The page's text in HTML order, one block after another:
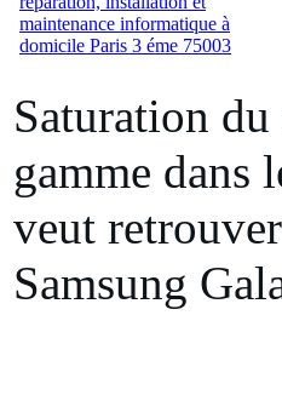
Saturation
gamme dans
veut
Samsung